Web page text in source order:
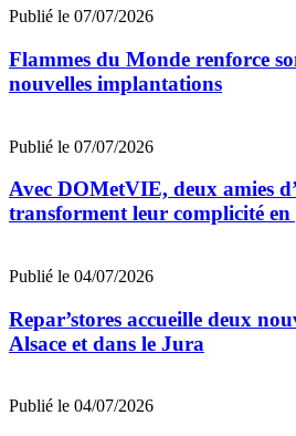
Publié le 07/07/2026
Flammes du Monde renforce
nouvelles implantations
Publié le 07/07/2026
Avec DOMetVIE, deux amies
transforment leur complicité
Publié le 04/07/2026
Repar’stores accueille deux
Alsace et dans le Jura
Publié le 04/07/2026